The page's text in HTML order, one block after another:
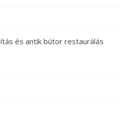
és antik bútor restaurálás